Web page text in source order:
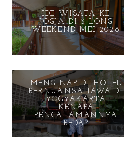
IDE WISATA KE
JOGJA DI 3 LONG
WEEKEND MEI 2026
MENGINAP DI HOTEL
BERNUANSA JAWA DI
YOGYAKARTA
KENAPA
PENGALAMANNYA
BEDA?